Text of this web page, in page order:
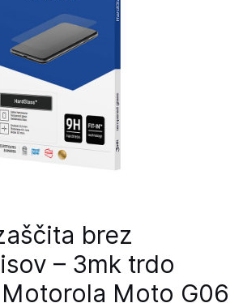
brez
– 3mk trdo
Moto G06